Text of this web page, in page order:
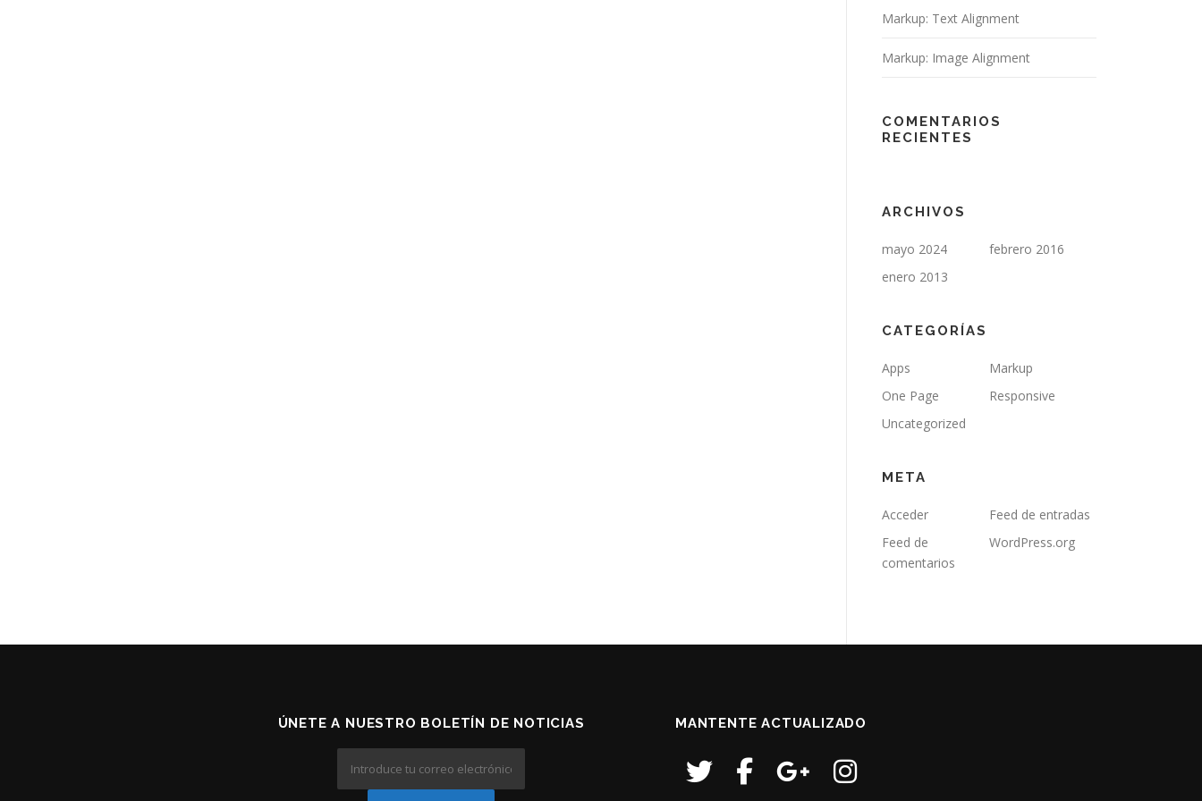
Markup: Text Alignment
Markup: Image Alignment
COMENTARIOS
RECIENTES
ARCHIVOS
mayo 2024
febrero 2016
enero 2013
CATEGORÍAS
Apps
Markup
One Page
Responsive
Uncategorized
META
Acceder
Feed de entradas
Feed de
comentarios
WordPress.org
ÚNETE A NUESTRO BOLETÍN DE NOTICIAS MANTENTE ACTUALIZADO